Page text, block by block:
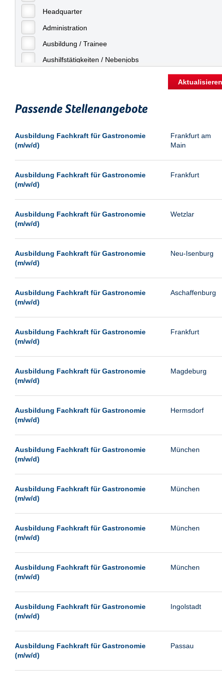
Frankfurt am Main
Freiburg
Fulda
Göppingen
Hamburg
Heilbronn
Kassel
Laatzen
Leipzig
Magdeburg
Mannheim
Neu-Isenburg
Neubrandenburg
Paderborn
Passau
Siegburg
Siegen
Viernheim
Wetzlar
Headquarter
Administration
Ausbildung / Trainee
Aushilfstätigkeiten / Nebenjobs
Sonstiges
Passende Stellenangebote
Ausbildung Fachkraft für Gastronomie
(m/w/d)
Frankfurt am
Main
Ausbildung Fachkraft für Gastronomie
(m/w/d)
Frankfurt
Ausbildung Fachkraft für Gastronomie
(m/w/d)
Wetzlar
Ausbildung Fachkraft für Gastronomie
(m/w/d)
Neu-Isenburg
Ausbildung Fachkraft für Gastronomie
(m/w/d)
Aschaffenburg
Ausbildung Fachkraft für Gastronomie
(m/w/d)
Frankfurt
Ausbildung Fachkraft für Gastronomie
(m/w/d)
Magdeburg
Ausbildung Fachkraft für Gastronomie
(m/w/d)
Hermsdorf
Ausbildung Fachkraft für Gastronomie
(m/w/d)
München
Ausbildung Fachkraft für Gastronomie
(m/w/d)
München
Ausbildung Fachkraft für Gastronomie
(m/w/d)
München
Ausbildung Fachkraft für Gastronomie
(m/w/d)
München
Ausbildung Fachkraft für Gastronomie
(m/w/d)
Ingolstadt
Ausbildung Fachkraft für Gastronomie
(m/w/d)
Passau